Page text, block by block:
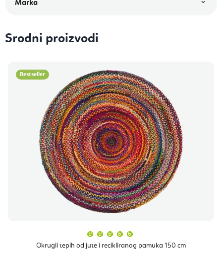
Srodni proizvodi
Bestseller
Okrugli tepih od jute i recikliranog pamuka 150 cm
proizvoda
je